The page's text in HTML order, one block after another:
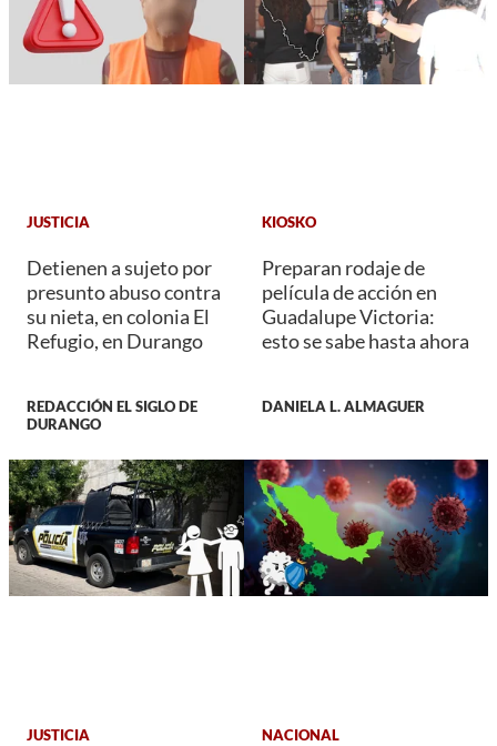
JUSTICIA
Detienen a sujeto por
presunto abuso contra
su nieta, en colonia El
Refugio, en Durango
REDACCIÓN EL SIGLO DE
DURANGO
KIOSKO
Preparan rodaje de
película de acción en
Guadalupe Victoria:
esto se sabe hasta ahora
DANIELA L. ALMAGUER
JUSTICIA NACIONAL